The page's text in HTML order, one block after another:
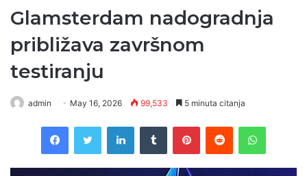
Glamsterdam nadogradnja
približava završnom
testiranju
admin May 16, 2026 99,533 5 minuta citanja
FacebookTwitter LinkedInTumblr PinterestReddit